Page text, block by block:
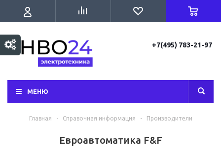
+7(495) 783-21-97
МЕНЮ
Главная - Справочная информация - Производители
Евроавтоматика F&F